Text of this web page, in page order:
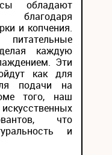
обладают
благодаря
и копчения.
каждую
Эти
как для
подачи на
того, наш
что
и